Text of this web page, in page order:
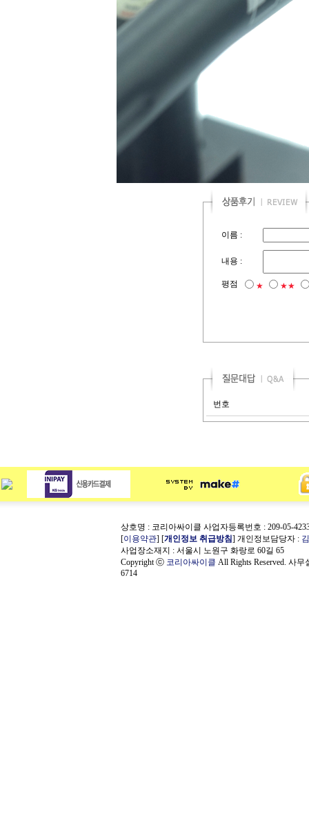
이름 :
내용 :
평점 ★ ★★
번호
상호명 : 코리아싸이클 사업자등록번호 : 209-05-
[이용약관] [개인정보 취급방침] 개인정보담당자 :
사업장소재지 : 서울시 노원구 화랑로 60길 65
Copyright ⓒ 코리아싸이클 All Rights Reserved. 사무
6714